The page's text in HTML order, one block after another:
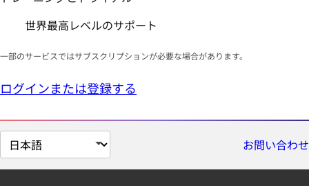
世界最高レベルのサポート
一部のサービスではサブスクリプションが必要な場合があります。
ログインまたは登録する
ペ
ー
お問い合わせ